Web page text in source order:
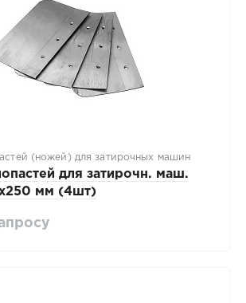
(ножей) для затирочных машин
для затирочн. маш.
мм (4шт)